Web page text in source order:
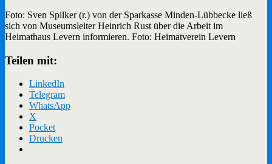
Foto: Sven Spilker (r.) von der Sparkasse Minden-Lübbecke ließ
sich von Museumsleiter Heinrich Rust über die Arbeit im
Heimathaus Levern informieren. Foto: Heimatverein Levern
Teilen mit:
LinkedIn
Telegram
WhatsApp
X
Pocket
Drucken